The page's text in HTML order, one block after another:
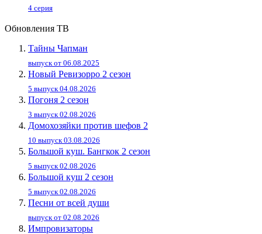
4 серия
Обновления ТВ
Тайны Чапман
выпуск от 06.08.2025
Новый Ревизорро 2 сезон
5 выпуск 04.08.2026
Погоня 2 сезон
3 выпуск 02.08.2026
Домохозяйки против шефов 2
10 выпуск 03.08.2026
Большой куш. Бангкок 2 сезон
5 выпуск 02.08.2026
Большой куш 2 сезон
5 выпуск 02.08.2026
Песни от всей души
выпуск от 02.08.2026
Импровизаторы